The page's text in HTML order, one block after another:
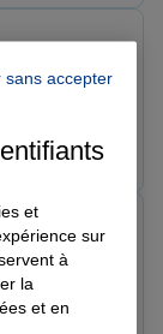
l'agence
sans accepter
et
sur
à
la
et en